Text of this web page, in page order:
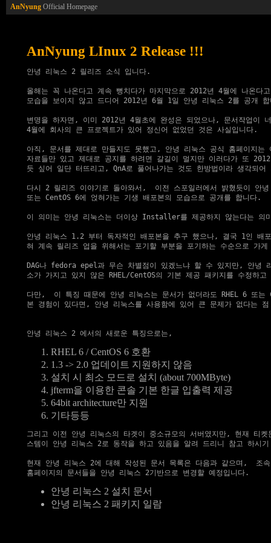
AnNyung Official Homepage
AnNyung LInux 2 Release !!!
안녕 리눅스 2 릴리즈 소식 입니다.
올해는 꼭 나온다고 계속 뻥치다가 마지막으로 2012년 4월에 나온다
모습을 보이지 않고 드디어 2012년 6월 1일 안녕 리눅스 2를 공개
변명을 하자면, 이미 2012년 4월초에 완성은 되었으나, 문서작업이
4월에 회사의 큰 프로젝트가 있어 정신어 없었던 것은 사실입니다.
아직, 문서를 제대로 만들지도 못했고, 안녕 리눅스 공식 홈페이지는
자료들만 있고 제대로 공지를 하려면 갈길이 멀지만 이러다가 또
듯 싶어 일단 터뜨리고, QnA로 풀어나가는 것도 한방법이라 생각되어
다시 2 릴리즈 이야기로 돌아와서,  이전 스포일러에서 밝혔듯이 안녕
또는 CentOS 6에 얹혀가는 기생 배포본의 모습으로 공개를 합니다.
이 의미는 안녕 리눅스는 더이상 Installer를 제공하지 않는다는 의
안녕 리눅스 1.2 부터 독자적인 배포본을 추구 했으나, 결국 1인 배
혀 계속 릴리즈 업을 위해서는 포기할 부분을 포기하는 수순으로 가게
DAG나 fedora epel과 무슨 차별점이 있겠느냐 할 수 있지만, 안녕
소가 가지고 있지 않은 RHEL/CentOS의 기본 제공 패키지를 수정하
다만,  이 특징 때문에 안녕 리눅스는 문서가 없더라도 RHEL 6 또는
본 경험이 있다면, 안녕 리눅스를 사용함에 있어 큰 문제가 없다는
RHEL 6 / CentOS 6 호환
1.3 -> 2.0 업데이트 지원하지 않음
설치 시 최소 모드로 설치 (about 700MByte)
jfterm을 이용한 콘솔 기본 한글 입출력 제공
64bit architecture만 지원
기타등등
그리고 이전 안녕 리눅스의 타겟이 중소규모의 서버였지만, 현재 티켓
스템이 안녕 리눅스 2로 동작을 하고 있음을 알려 드리니 참고 하시
현재 안녕 리눅스 2에 대해 작성된 문서 목록은 다음과 같으며,  조
안녕 리눅스 2 설치 문서
안녕 리눅스 2 패키지 일람